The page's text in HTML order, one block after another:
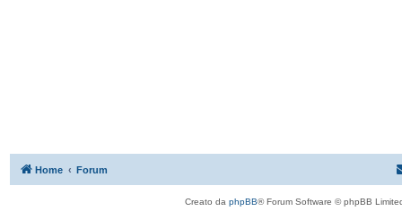
Home Forum
Creato da phpBB® Forum Software © phpBB